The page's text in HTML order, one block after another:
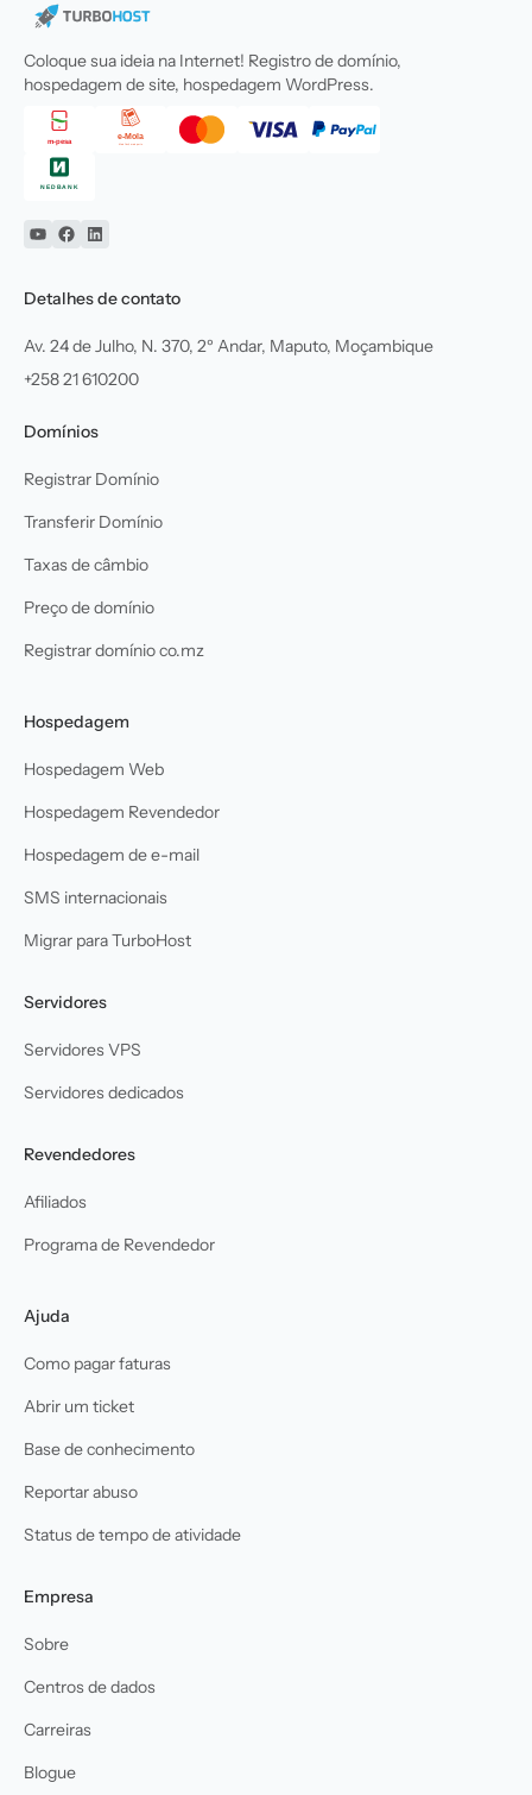
Coloque sua ideia na Internet! Registro de domínio,
hospedagem de site, hospedagem WordPress.
YouTube
Facebook
Linkedin
Detalhes de contato
Av. 24 de Julho, N. 370, 2º Andar, Maputo, Moçambique
+258 21 610200
Domínios
Registrar Domínio
Transferir Domínio
Taxas de câmbio
Preço de domínio
Registrar domínio co.mz
Hospedagem
Hospedagem Web
Hospedagem Revendedor
Hospedagem de e-mail
SMS internacionais
Migrar para TurboHost
Servidores
Servidores VPS
Servidores dedicados
Revendedores
Afiliados
Programa de Revendedor
Ajuda
Como pagar faturas
Abrir um ticket
Base de conhecimento
Reportar abuso
Status de tempo de atividade
Empresa
Sobre
Centros de dados
Carreiras
Blogue